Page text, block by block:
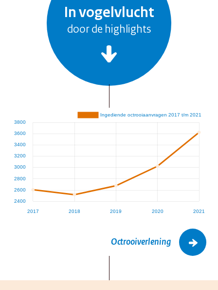
In vogelvlucht
door de highlights
Octrooiverlening